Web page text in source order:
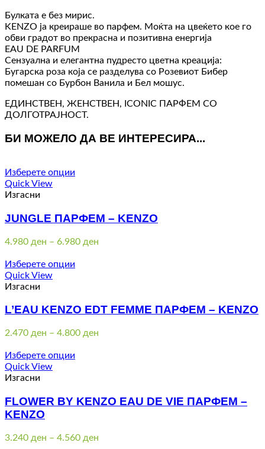
Булката е без мирис.
KENZO ја креираше во парфем. Моќта на цвеќето кое го
обви градот во прекрасна и позитивна енергија
EAU DE PARFUM
Сензуална и елегантна пудресто цветна креација:
Бугарска роза која се разделува со Розевиот Бибер
помешан со Бурбон Ванила и Бел мошус.
ЕДИНСТВЕН, ЖЕНСТВЕН, ICONIC ПАРФЕМ СО
ДОЛГОТРАЈНОСТ.
БИ МОЖЕЛО ДА ВЕ ИНТЕРЕСИРА...
Изберете опции
Quick View
Изгасни
JUNGLE ПАРФЕМ – KENZO
4.980 ден – 6.980 ден
Изберете опции
Quick View
Изгасни
L’EAU KENZO EDT FEMME ПАРФЕМ – KENZO
2.470 ден – 4.800 ден
Изберете опции
Quick View
Изгасни
FLOWER BY KENZO EAU DE VIE ПАРФЕМ –
KENZO
3.240 ден – 4.560 ден